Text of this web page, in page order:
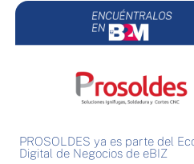
PROSOLDES ya es parte del
Digital de Negocios de eBIZ